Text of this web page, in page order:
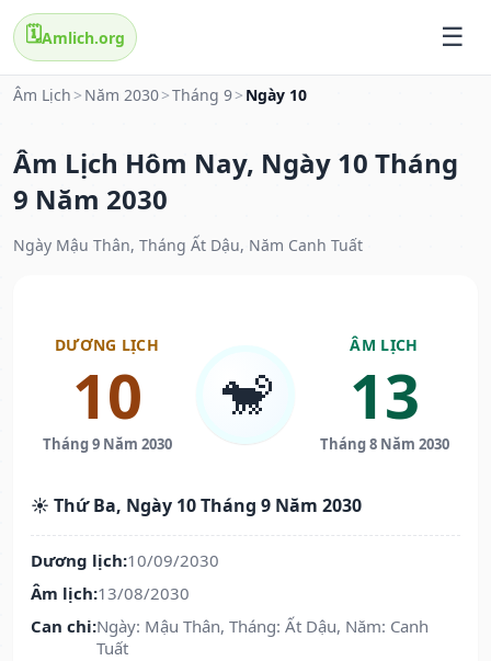
🗓️Amlich.org
Âm Lịch > Năm 2030>Tháng 9> Ngày 10
Âm Lịch Hôm Nay, Ngày 10 Tháng
9 Năm 2030
Ngày Mậu Thân, Tháng Ất Dậu, Năm Canh Tuất
DƯƠNG LỊCH
10
Tháng 9 Năm 2030
🐒
ÂM LỊCH
13
Tháng 8 Năm 2030
☀️ Thứ Ba, Ngày 10 Tháng 9 Năm 2030
Dương lịch:10/09/2030
Âm lịch:13/08/2030
Can chi:Ngày: Mậu Thân, Tháng: Ất Dậu, Năm: Canh
Tuất